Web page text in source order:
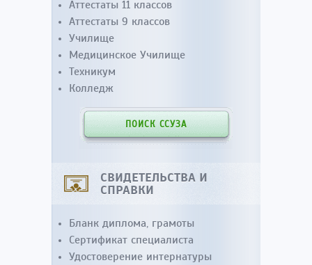
Аттестаты 11 классов
Аттестаты 9 классов
Училище
Медицинское Училище
Техникум
Колледж
ПОИСК ССУЗА
СВИДЕТЕЛЬСТВА И
СПРАВКИ
Бланк диплома, грамоты
Сертификат специалиста
Удостоверение интернатуры